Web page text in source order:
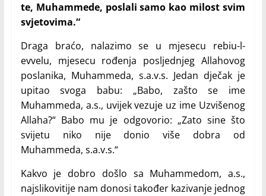
te, Muhammede, poslali samo kao milost svim
svjetovima.“
Draga braćo, nalazimo se u mjesecu rebiu-l-
evvelu, mjesecu rođenja posljednjeg Allahovog
poslanika, Muhammeda, s.a.v.s. Jedan dječak je
upitao svoga babu: „Babo, zašto se ime
Muhammeda, a.s., uvijek vezuje uz ime Uzvišenog
Allaha?“ Babo mu je odgovorio: „Zato sine što
svijetu niko nije donio više dobra od
Muhammeda, s.a.v.s.“
Kakvo je dobro došlo sa Muhammedom, a.s.,
najslikovitije nam donosi također kazivanje jednog